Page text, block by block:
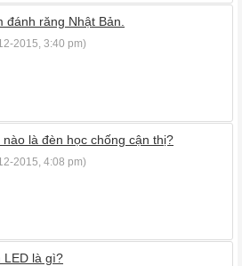
đánh răng Nhật Bản.
2015, 3:40 pm)
nào là đèn học chống cận thị?
2015, 4:08 pm)
LED là gì?